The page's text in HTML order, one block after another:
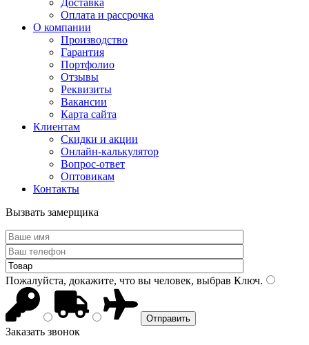
Доставка
Оплата и рассрочка
О компании
Производство
Гарантия
Портфолио
Отзывы
Реквизиты
Вакансии
Карта сайта
Клиентам
Скидки и акции
Онлайн-калькулятор
Вопрос-ответ
Оптовикам
Контакты
Вызвать замерщика
Пожалуйста, докажите, что вы человек, выбрав Ключ.
Заказать звонок